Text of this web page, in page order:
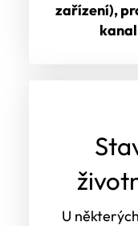
zařízení),
U